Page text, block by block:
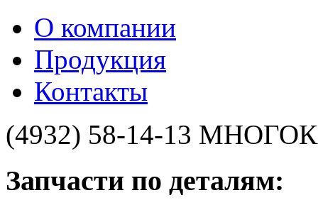
О компании
Продукция
Контакты
(4932) 58-14-13
Запчасти по деталям: